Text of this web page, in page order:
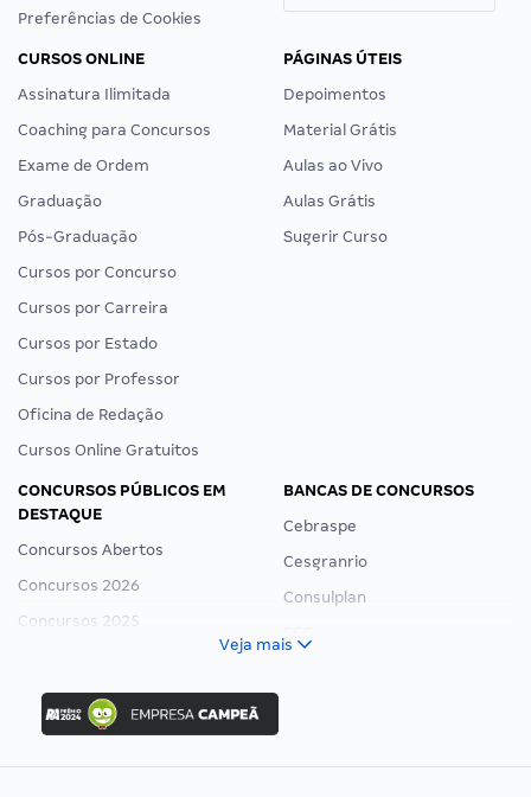
Preferências de Cookies
CURSOS ONLINE
Assinatura Ilimitada
Coaching para Concursos
Exame de Ordem
Graduação
Pós-Graduação
Cursos por Concurso
Cursos por Carreira
Cursos por Estado
Cursos por Professor
Oficina de Redação
Cursos Online Gratuitos
PÁGINAS ÚTEIS
Depoimentos
Material Grátis
Aulas ao Vivo
Aulas Grátis
Sugerir Curso
CONCURSOS PÚBLICOS EM
DESTAQUE
Concursos Abertos
Concursos 2026
Concursos 2025
Concurso Ibama
Concurso MPU
Editais publicados
BANCAS DE CONCURSOS
Cebraspe
Cesgranrio
Consulplan
Veja mais